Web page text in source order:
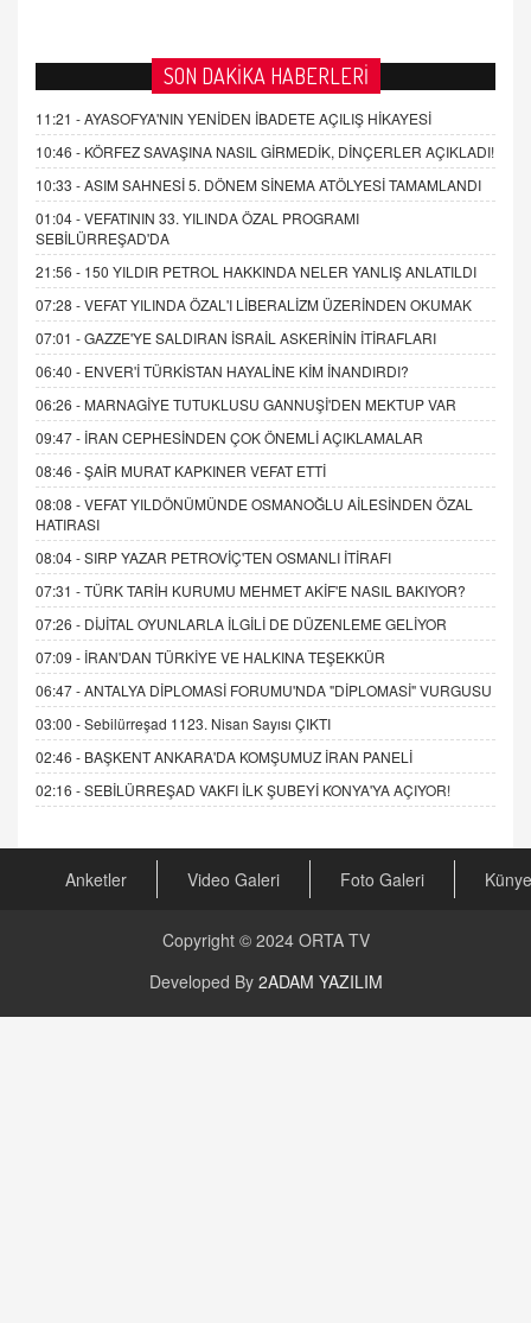
SON DAKİKA HABERLERİ
11:21 -AYASOFYA'NIN YENİDEN İBADETE AÇILIŞ HİKAYESİ
10:46 - KÖRFEZ SAVAŞINA NASIL GİRMEDİK, DİNÇERLER AÇIKLADI!
10:33 -ASIM SAHNESİ 5. DÖNEM SİNEMA ATÖLYESİ TAMAMLANDI
01:04 -VEFATININ 33. YILINDA ÖZAL PROGRAMI
SEBİLÜRREŞAD'DA
21:56 - 150 YILDIR PETROL HAKKINDA NELER YANLIŞ ANLATILDI
07:28 -VEFAT YILINDA ÖZAL'I LİBERALİZM ÜZERİNDEN OKUMAK
07:01 -GAZZE'YE SALDIRAN İSRAİL ASKERİNİN İTİRAFLARI
06:40 - ENVER'İ TÜRKİSTAN HAYALİNE KİM İNANDIRDI?
06:26 - MARNAGİYE TUTUKLUSU GANNUŞİ'DEN MEKTUP VAR
09:47 - İRAN CEPHESİNDEN ÇOK ÖNEMLİ AÇIKLAMALAR
08:46 -ŞAİR MURAT KAPKINER VEFAT ETTİ
08:08 -VEFAT YILDÖNÜMÜNDE OSMANOĞLU AİLESİNDEN ÖZAL
HATIRASI
08:04 -SIRP YAZAR PETROVİÇ'TEN OSMANLI İTİRAFI
07:31 -TÜRK TARİH KURUMU MEHMET AKİF'E NASIL BAKIYOR?
07:26 - DİJİTAL OYUNLARLA İLGİLİ DE DÜZENLEME GELİYOR
07:09 - İRAN'DAN TÜRKİYE VE HALKINA TEŞEKKÜR
06:47 -ANTALYA DİPLOMASİ FORUMU'NDA "DİPLOMASİ" VURGUSU
03:00 -Sebilürreşad 1123. Nisan Sayısı ÇIKTI
02:46 - BAŞKENT ANKARA'DA KOMŞUMUZ İRAN PANELİ
02:16 -SEBİLÜRREŞAD VAKFI İLK ŞUBEYİ KONYA'YA AÇIYOR!
Anketler Video Galeri Foto Galeri Künye
Copyright © 2024 ORTA TV
Developed By 2ADAM YAZILIM